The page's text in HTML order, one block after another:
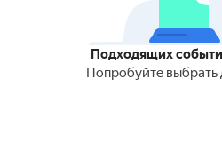
Подходящих
Попробуйте выбрать